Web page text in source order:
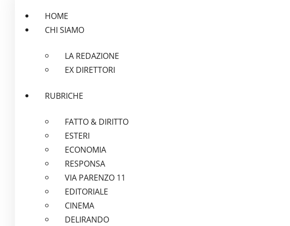
HOME
CHI SIAMO
LA REDAZIONE
EX DIRETTORI
RUBRICHE
FATTO & DIRITTO
ESTERI
ECONOMIA
RESPONSA
VIA PARENZO 11
EDITORIALE
CINEMA
DELIRANDO